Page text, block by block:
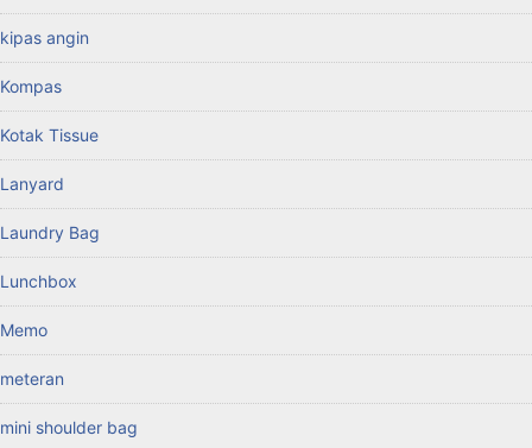
kipas angin
Kompas
Kotak Tissue
Lanyard
Laundry Bag
Lunchbox
Memo
meteran
mini shoulder bag